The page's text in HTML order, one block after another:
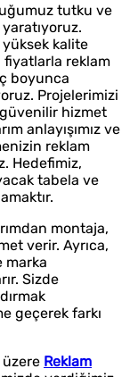
tutku ve
yüksek kalite
reklam
boyunca
Projelerimizi
hizmet
anlayışımız ve
reklam
Hedefimiz,
tabela ve
montaja,
verir. Ayrıca,
marka
Sizde
geçerek farkı
üzere Reklam